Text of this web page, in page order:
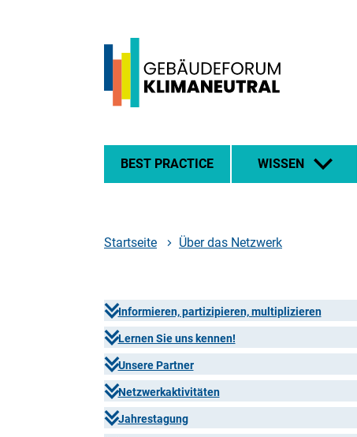
BEST PRACTICE WISSEN
Startseite Über das Netzwerk
Informieren, partizipieren, multiplizieren
Lernen Sie uns kennen!
Unsere Partner
Netzwerkaktivitäten
Jahrestagung